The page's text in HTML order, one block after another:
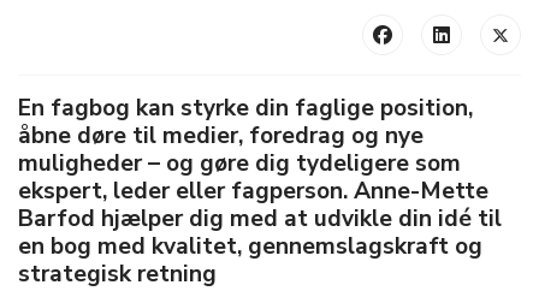
En fagbog kan styrke din faglige position,
åbne døre til medier, foredrag og nye
muligheder – og gøre dig tydeligere som
ekspert, leder eller fagperson. Anne-Mette
Barfod hjælper dig med at udvikle din idé til
en bog med kvalitet, gennemslagskraft og
strategisk retning